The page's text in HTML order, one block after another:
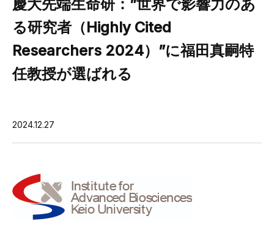
慶大先端生命研：”世界で影響力のあ
る研究者（Highly Cited
Researchers 2024）”に福田真嗣特
任教授が選ばれる
2024.12.27